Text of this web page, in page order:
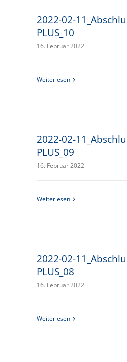
2022-02-
PLUS_10
16. Februar 2022
Weiterlesen
2022-02-
PLUS_09
16. Februar 2022
Weiterlesen
2022-02-
PLUS_08
16. Februar 2022
Weiterlesen